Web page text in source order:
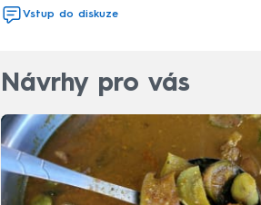
Vstup do diskuze
Návrhy pro vás